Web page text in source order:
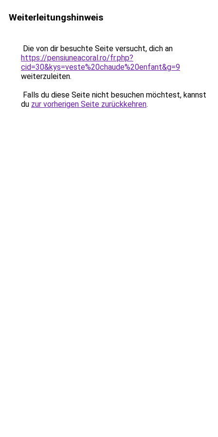
Weiterleitungshinweis
Die von dir besuchte Seite versucht, dich an
https://pensiuneacoral.ro/fr.php?
cid=30&kys=veste%20chaude%20enfant&g=9
weiterzuleiten.
Falls du diese Seite nicht besuchen möchtest, kannst
du zur vorherigen Seite zurückkehren.